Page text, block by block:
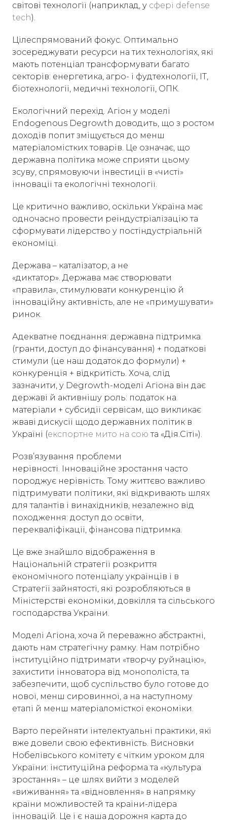
світові технології (наприклад, у сфері defense
tech).
Цілеспрямований фокус. Оптимально
зосереджувати ресурси на тих технологіях, які
мають потенціал трансформувати багато
секторів: енергетика, агро- і фудтехнології, IT,
біотехнології, медичні технології, ОПК.
Екологічний перехід. Агіон у моделі
Endogenous Degrowth доводить, що з ростом
доходів попит зміщується до менш
матеріаломістких товарів. Це означає, що
державна політика може сприяти цьому
зсуву, спрямовуючи інвестиції в «чисті»
інновації та екологічні технології.
Це критично важливо, оскільки Україна має
одночасно провести реіндустріалізацію та
сформувати лідерство у постіндустріальній
економіці.
Держава – каталізатор, а не
«диктатор». Держава має створювати
«правила», стимулювати конкуренцію й
інноваційну активність, але не «примушувати»
ринок.
Адекватне поєднання: державна підтримка
(гранти, доступ до фінансування) + податкові
стимули (це наш додаток до формули) +
конкуренція + відкритість. Хоча, слід
зазначити, у Degrowth-моделі Агіона він дає
державі й активнішу роль: податок на
матеріали + субсидії сервісам, що викликає
жваві дискусії щодо державних політик в
Україні (експортне мито на сою та «Дія.Сіті»).
Розвʼязування проблеми
нерівності. Інноваційне зростання часто
породжує нерівність. Тому життєво важливо
підтримувати політики, які відкривають шлях
для талантів і винахідників, незалежно від
походження: доступ до освіти,
перекваліфікації, фінансова підтримка.
Це вже знайшло відображення в
Національній стратегії розкриття
економічного потенціалу українців і в
Стратегії зайнятості, які розробляються в
Міністерстві економіки, довкілля та сільського
господарства України.
Моделі Агіона, хоча й переважно абстрактні,
дають нам стратегічну рамку. Нам потрібно
інституційно підтримати «творчу руйнацію»,
захистити інноватора від монополіста, та
забезпечити, щоб суспільство було готове до
нової, менш сировинної, а на наступному
етапі й менш матеріаломісткої економіки.
Варто перейняти інтелектуальні практики, які
вже довели свою ефективність. Висновки
Нобелівського комітету є чітким уроком для
України: інституційна реформа та «культура
зростання» – це шлях вийти з моделей
«виживання» та «відновлення» в напрямку
країни можливостей та країни-лідера
інновацій. Це і є наша дорожня карта до